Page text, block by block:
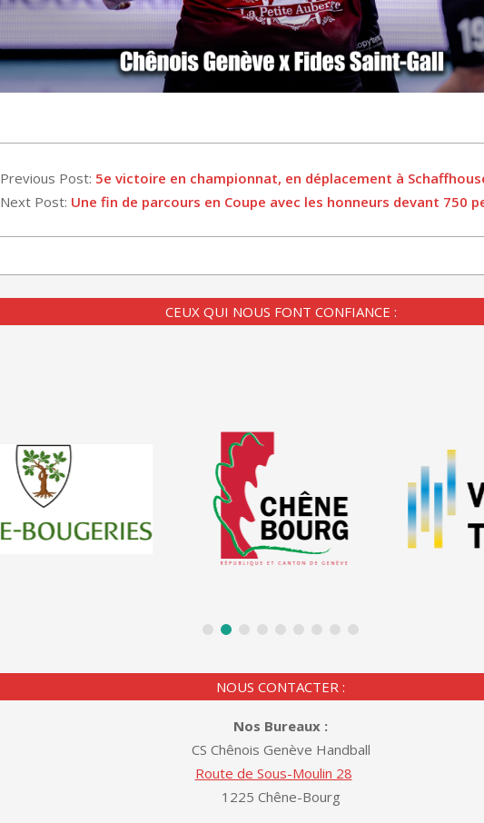
11-
23
Previous Post: 5e victoire en championnat, en déplacement à
Next Post: Une fin de parcours en Coupe avec les honneurs devant 750
CEUX QUI NOUS FONT CONFIANCE :
NOUS CONTACTER :
Nos Bureaux :
CS Chênois Genève Handball
Route de Sous-Moulin 28
1225 Chêne-Bourg